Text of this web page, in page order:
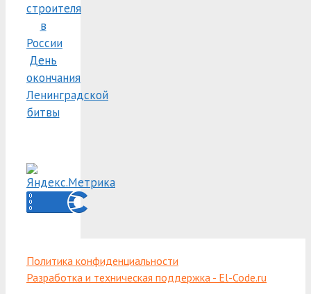
строителя
в
России
День
окончания
Ленинградской
битвы
Политика конфиденциальности
Разработка и техническая поддержка - El-Code.ru